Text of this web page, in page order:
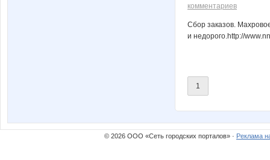
комментариев
Сбор заказов.
и недорого.http://
1
© 2026 ООО «Сеть городских порталов» · Реклама